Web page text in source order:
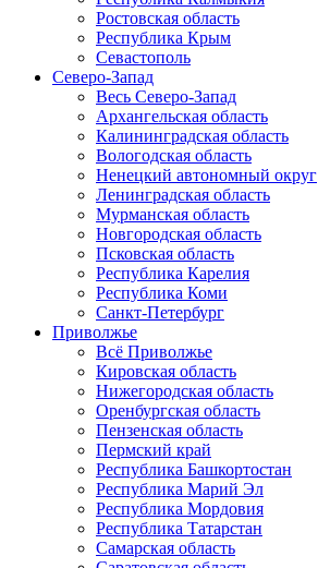
Ростовская область
Республика Крым
Севастополь
Северо-Запад
Весь Северо-Запад
Архангельская область
Калининградская область
Вологодская область
Ненецкий автономный округ
Ленинградская область
Мурманская область
Новгородская область
Псковская область
Республика Карелия
Республика Коми
Санкт-Петербург
Приволжье
Всё Приволжье
Кировская область
Нижегородская область
Оренбургская область
Пензенская область
Пермский край
Республика Башкортостан
Республика Марий Эл
Республика Мордовия
Республика Татарстан
Самарская область